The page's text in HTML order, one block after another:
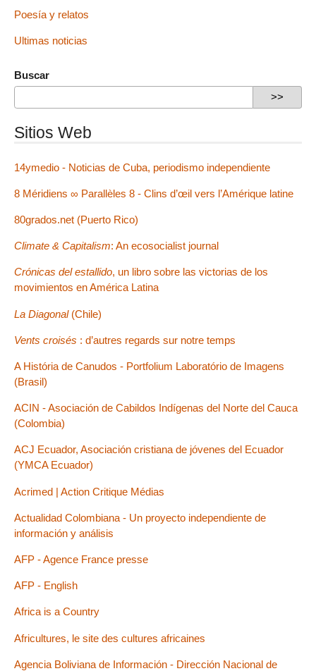
Poesía y relatos
Ultimas noticias
Buscar
Sitios Web
14ymedio - Noticias de Cuba, periodismo independiente
8 Méridiens ∞ Parallèles 8 - Clins d’œil vers l’Amérique latine
80grados.net (Puerto Rico)
Climate & Capitalism: An ecosocialist journal
Crónicas del estallido, un libro sobre las victorias de los
movimientos en América Latina
La Diagonal(Chile)
Vents croisés : d’autres regards sur notre temps
A História de Canudos - Portfolium Laboratório de Imagens
(Brasil)
ACIN - Asociación de Cabildos Indígenas del Norte del Cauca
(Colombia)
ACJ Ecuador, Asociación cristiana de jóvenes del Ecuador
(YMCA Ecuador)
Acrimed | Action Critique Médias
Actualidad Colombiana - Un proyecto independiente de
información y análisis
AFP - Agence France presse
AFP - English
Africa is a Country
Africultures, le site des cultures africaines
Agencia Boliviana de Información - Dirección Nacional de